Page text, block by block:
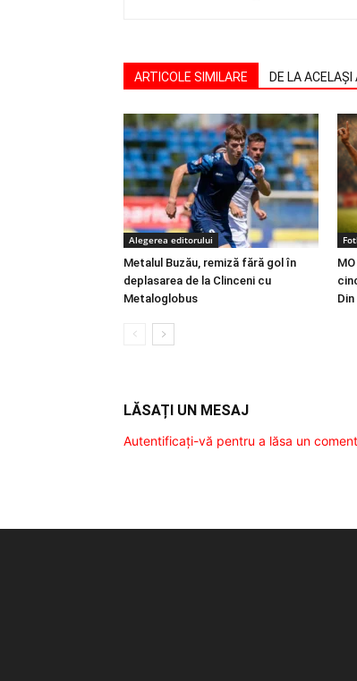
ARTICOLE SIMILARE DE LA
Alegerea editorului
Metalul Buzău, remiză fără gol în
deplasarea de la Clinceni cu
Metaloglobus
LĂSAȚI UN MESAJ
Autentificați-vă pentru a lăsa un